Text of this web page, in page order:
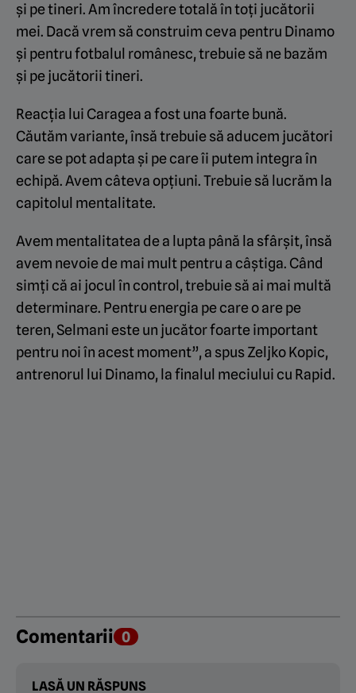
și pe tineri. Am încredere totală în toți jucătorii
mei. Dacă vrem să construim ceva pentru Dinamo
și pentru fotbalul românesc, trebuie să ne bazăm
și pe jucătorii tineri.
Reacția lui Caragea a fost una foarte bună.
Căutăm variante, însă trebuie să aducem jucători
care se pot adapta și pe care îi putem integra în
echipă. Avem câteva opțiuni. Trebuie să lucrăm la
capitolul mentalitate.
Avem mentalitatea de a lupta până la sfârșit, însă
avem nevoie de mai mult pentru a câștiga. Când
simți că ai jocul în control, trebuie să ai mai multă
determinare. Pentru energia pe care o are pe
teren, Selmani este un jucător foarte important
pentru noi în acest moment”, a spus Zeljko Kopic,
antrenorul lui Dinamo, la finalul meciului cu Rapid.
Comentarii 0
LASĂ UN RĂSPUNS